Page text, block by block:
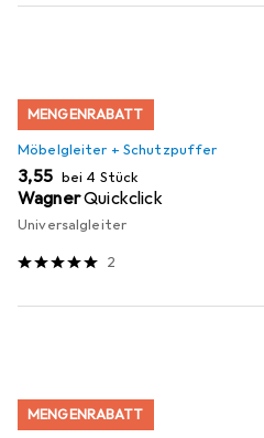
MENGENRABATT
Möbelgleiter + Schutzpuffer
EUR
3,55 bei 4 Stück
WagnerQuickclick
Universalgleiter
2
MENGENRABATT